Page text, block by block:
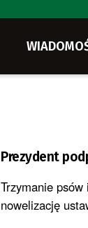
Prezydent
Trzymanie
nowelizację